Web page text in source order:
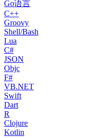
Go语言
C++
Groovy
Shell/Bash
Lua
C#
JSON
Objc
F#
VB.NET
Swift
Dart
R
Clojure
Kotlin